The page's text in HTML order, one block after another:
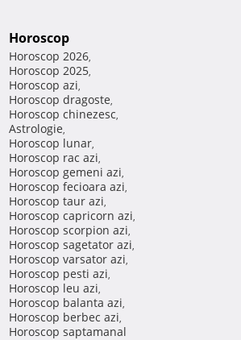
Horoscop
Horoscop 2026,
Horoscop 2025,
Horoscop azi,
Horoscop dragoste,
Horoscop chinezesc,
Astrologie,
Horoscop lunar,
Horoscop rac azi,
Horoscop gemeni azi,
Horoscop fecioara azi,
Horoscop taur azi,
Horoscop capricorn azi,
Horoscop scorpion azi,
Horoscop sagetator azi,
Horoscop varsator azi,
Horoscop pesti azi,
Horoscop leu azi,
Horoscop balanta azi,
Horoscop berbec azi,
Horoscop saptamanal